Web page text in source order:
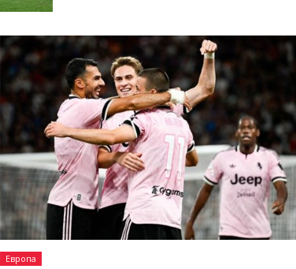
Европа